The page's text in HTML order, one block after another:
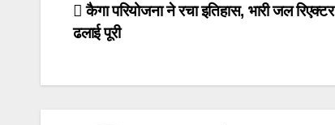
Post
navigation
कैगा परियोजना ने रचा इतिहास, भारी जल
ढलाई पूरी